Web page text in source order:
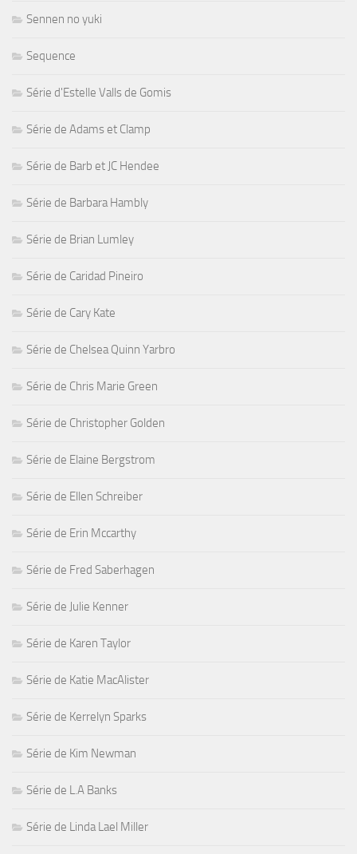
Sennen no yuki
Sequence
Série d'Estelle Valls de Gomis
Série de Adams et Clamp
Série de Barb et JC Hendee
Série de Barbara Hambly
Série de Brian Lumley
Série de Caridad Pineiro
Série de Cary Kate
Série de Chelsea Quinn Yarbro
Série de Chris Marie Green
Série de Christopher Golden
Série de Elaine Bergstrom
Série de Ellen Schreiber
Série de Erin Mccarthy
Série de Fred Saberhagen
Série de Julie Kenner
Série de Karen Taylor
Série de Katie MacAlister
Série de Kerrelyn Sparks
Série de Kim Newman
Série de L.A Banks
Série de Linda Lael Miller